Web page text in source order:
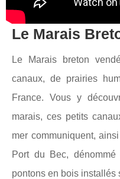
Le Marais
Le Marais breton
canaux, de prairies
France. Vous y
marais, ces petits
mer communiquent,
Port du Bec,
pontons en bois installés